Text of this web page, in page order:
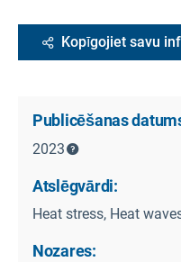
Kopīgojiet savu
Publicēšanas
2023
Atslēgvārdi:
Heat stress, Heat
Nozares: